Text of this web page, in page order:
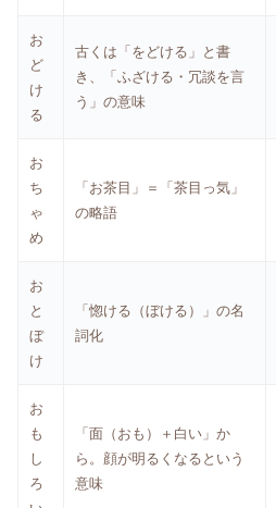
お
ど
け
る
古くは「をどける」と書
き、「ふざける・冗談を言
う」の意味
お
ち
ゃ
め
「お茶目」＝「茶目っ気」
の略語
お
と
ぼ
け
「惚ける（ぼける）」の名
詞化
お
も
し
ろ
「面（おも）＋白い」か
ら。顔が明るくなるという
意味